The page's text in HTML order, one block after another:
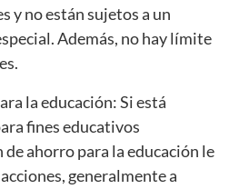
y no están sujetos a un
Además, no hay límite
la educación: Si está
fines educativos
ahorro para la educación le
generalmente a